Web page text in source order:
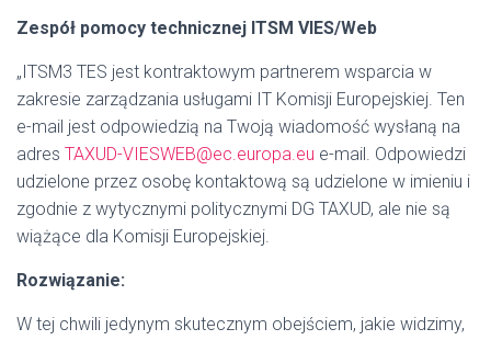
Zespół pomocy technicznej ITSM VIES/Web
„ITSM3 TES jest kontraktowym partnerem wsparcia w
zakresie zarządzania usługami IT Komisji Europejskiej. Ten
e-mail jest odpowiedzią na Twoją wiadomość wysłaną na
adres TAXUD-VIESWEB@ec.europa.eu e-mail. Odpowiedzi
udzielone przez osobę kontaktową są udzielone w imieniu i
zgodnie z wytycznymi politycznymi DG TAXUD, ale nie są
wiążące dla Komisji Europejskiej.
Rozwiązanie:
W tej chwili jedynym skutecznym obejściem, jakie widzimy,